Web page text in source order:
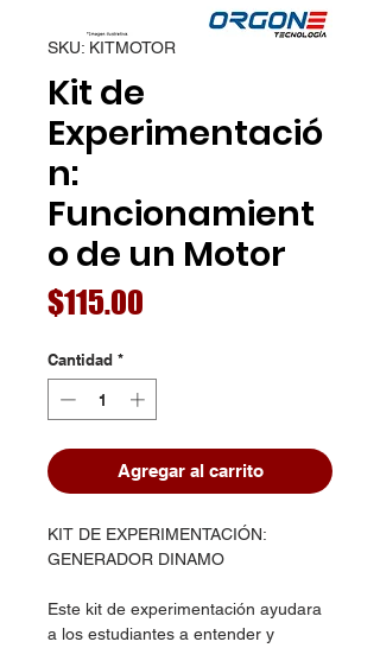
SKU: KITMOTOR
Kit de
Experimentació
n:
Funcionamient
o de un Motor
$115.00
Cantidad *
Agregar al carrito
KIT DE EXPERIMENTACIÓN:
GENERADOR DINAMO
Este kit de experimentación ayudara
a los estudiantes a entender y